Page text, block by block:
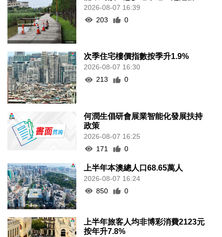
2026-08-07 16:39
203
0
次季住宅樓價指數按季升1.9%
2026-08-07 16:30
213
0
何潤生倡研會展業智能化發展扶持
政策
2026-08-07 16:25
171
0
上半年本澳總人口68.65萬人
2026-08-07 16:24
850
0
上半年旅客人均非博彩消費2123元
按年升7.8%